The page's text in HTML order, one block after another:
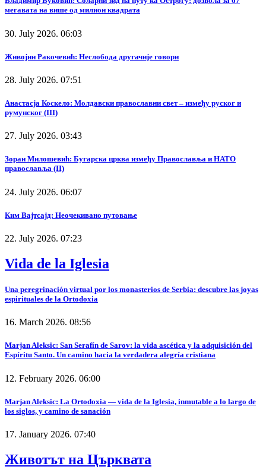
мегавата на више од милион квадрата
30. July 2026. 06:03
Живојин Ракочевић: Неслобода другачије говори
28. July 2026. 07:51
Анастасја Коскело: Молдавски православни свет – између руског и
румунског (III)
27. July 2026. 03:43
Зоран Милошевић: Бугарска црква између Православља и НАТО
православља (II)
24. July 2026. 06:07
Ким Вајтсајд: Неочекивано путовање
22. July 2026. 07:23
Vida de la Iglesia
Una peregrinación virtual por los monasterios de Serbia: descubre las joyas
espirituales de la Ortodoxia
16. March 2026. 08:56
Marjan Aleksic: San Serafín de Sarov: la vida ascética y la adquisición del
Espíritu Santo. Un camino hacia la verdadera alegría cristiana
12. February 2026. 06:00
Marjan Aleksic: La Ortodoxia — vida de la Iglesia, inmutable a lo largo de
los siglos, y camino de sanación
17. January 2026. 07:40
Животът на Църквата